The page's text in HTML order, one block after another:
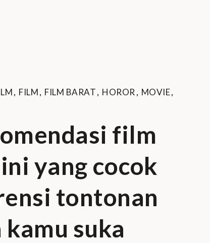
, FILM, FILM BARAT, HOROR , MOVIE,
film
yang cocok
tontonan
suka